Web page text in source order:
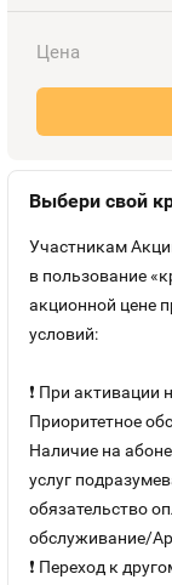
Контакты
Цена
Выбери свой
Участникам
в пользование
акционной цене
условий:
❗ При активации
Приоритетное
Наличие на
услуг
обязательство
обслуживание/
❗ Переход к